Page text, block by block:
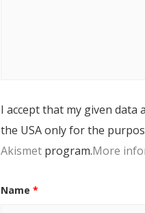
I accept that my given data
the USA only for the
Akismet program.More
Name *